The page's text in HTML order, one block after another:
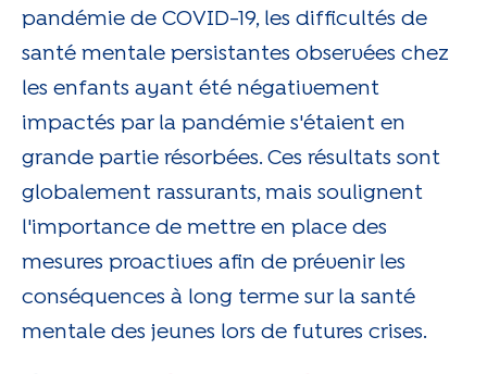
pandémie de COVID-19, les difficultés de
santé mentale persistantes observées chez
les enfants ayant été négativement
impactés par la pandémie s'étaient en
grande partie résorbées. Ces résultats sont
globalement rassurants, mais soulignent
l'importance de mettre en place des
mesures proactives afin de prévenir les
conséquences à long terme sur la santé
mentale des jeunes lors de futures crises.